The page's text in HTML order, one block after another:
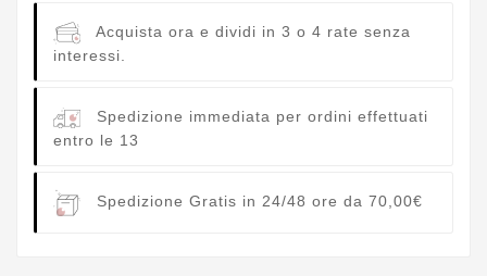
Acquista ora e dividi in 3 o 4 rate senza
interessi.
Spedizione immediata per ordini effettuati
entro le 13
Spedizione Gratis in 24/48 ore da 70,00€